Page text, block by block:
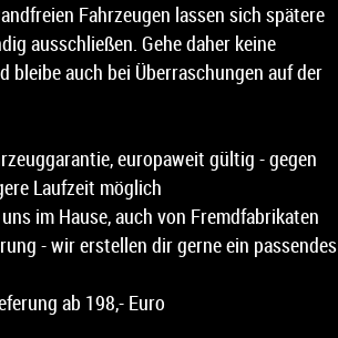
Fahrzeugen lassen sich spätere
ausschließen. Gehe daher keine
bleibe auch bei Überraschungen auf der
europaweit gültig - gegen
Laufzeit möglich
im Hause, auch von Fremdfabrikaten
- wir erstellen dir gerne ein passendes
ab 198,- Euro